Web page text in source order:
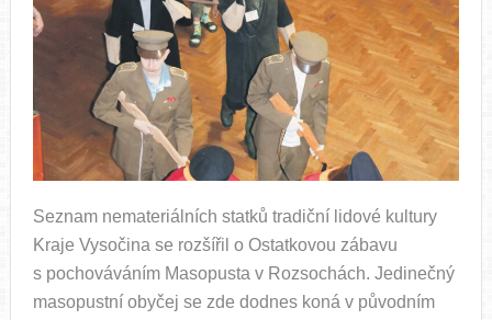
Seznam nemateriálních statků tradiční lidové kultury
Kraje Vysočina se rozšířil o Ostatkovou zábavu
s pochováváním Masopusta v Rozsochách. Jedinečný
masopustní obyčej se zde dodnes koná v původním